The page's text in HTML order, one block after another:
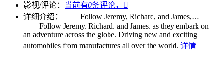
影视/评论：
当前有0条评论，

详细介绍：
Follow Jeremy, Richard, and James,…
Follow Jeremy, Richard, and James, as they embark on
an adventure across the globe. Driving new and exciting
automobiles from manufactures all over the world. 详情